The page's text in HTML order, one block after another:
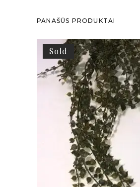
PANAŠŪS PRODUKTAI
Sold